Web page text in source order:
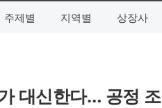
주제별 지역별 상장사
대신한다… 공정